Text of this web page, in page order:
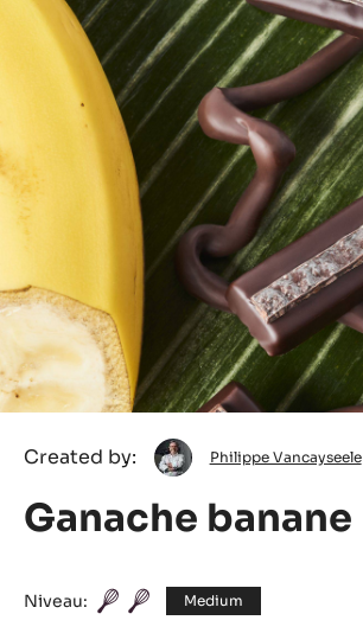
Created by:
Philippe
Vancayseele
Philippe Vancayseele
Ganache banane
Niveau: Medium